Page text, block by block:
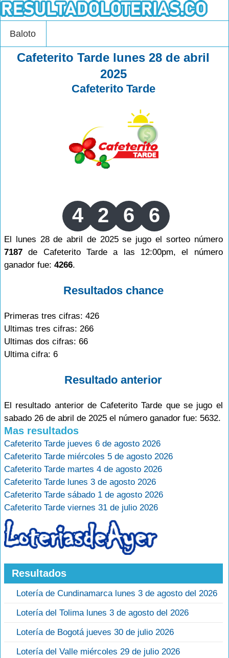
Baloto
Cafeterito Tarde lunes 28 de abril
2025
Cafeterito Tarde
4 2 6 6
El lunes 28 de abril de 2025 se jugo el sorteo número
7187 de Cafeterito Tarde a las 12:00pm, el número
ganador fue: 4266.
Resultados chance
Primeras tres cifras: 426
Ultimas tres cifras: 266
Ultimas dos cifras: 66
Ultima cifra: 6
Resultado anterior
El resultado anterior de Cafeterito Tarde que se jugo el
sabado 26 de abril de 2025 el número ganador fue: 5632.
Mas resultados
Cafeterito Tarde jueves 6 de agosto 2026
Cafeterito Tarde miércoles 5 de agosto 2026
Cafeterito Tarde martes 4 de agosto 2026
Cafeterito Tarde lunes 3 de agosto 2026
Cafeterito Tarde sábado 1 de agosto 2026
Cafeterito Tarde viernes 31 de julio 2026
Resultados
Lotería de Cundinamarca lunes 3 de agosto del 2026
Lotería del Tolima lunes 3 de agosto del 2026
Lotería de Bogotá jueves 30 de julio 2026
Lotería del Valle miércoles 29 de julio 2026